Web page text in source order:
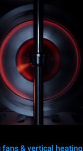
fans & vertical heating